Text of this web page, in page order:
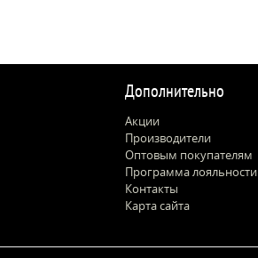
Дополнительно
Акции
Производители
Оптовым покупателям
Программа лояльности
Контакты
Карта сайта